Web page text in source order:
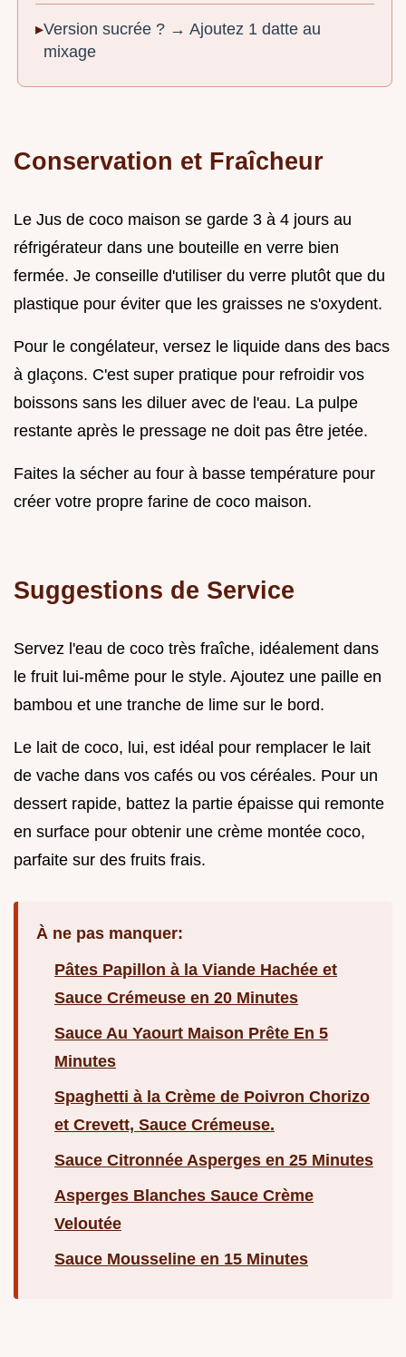
Version sucrée ? → Ajoutez 1 datte au
mixage
Conservation et Fraîcheur
Le Jus de coco maison se garde 3 à 4 jours au
réfrigérateur dans une bouteille en verre bien
fermée. Je conseille d'utiliser du verre plutôt que du
plastique pour éviter que les graisses ne s'oxydent.
Pour le congélateur, versez le liquide dans des bacs
à glaçons. C'est super pratique pour refroidir vos
boissons sans les diluer avec de l'eau. La pulpe
restante après le pressage ne doit pas être jetée.
Faites la sécher au four à basse température pour
créer votre propre farine de coco maison.
Suggestions de Service
Servez l'eau de coco très fraîche, idéalement dans
le fruit lui-même pour le style. Ajoutez une paille en
bambou et une tranche de lime sur le bord.
Le lait de coco, lui, est idéal pour remplacer le lait
de vache dans vos cafés ou vos céréales. Pour un
dessert rapide, battez la partie épaisse qui remonte
en surface pour obtenir une crème montée coco,
parfaite sur des fruits frais.
À ne pas manquer:
Pâtes Papillon à la Viande Hachée et
Sauce Crémeuse en 20 Minutes
Sauce Au Yaourt Maison Prête En 5
Minutes
Spaghetti à la Crème de Poivron Chorizo
et Crevett, Sauce Crémeuse.
Sauce Citronnée Asperges en 25 Minutes
Asperges Blanches Sauce Crème
Veloutée
Sauce Mousseline en 15 Minutes